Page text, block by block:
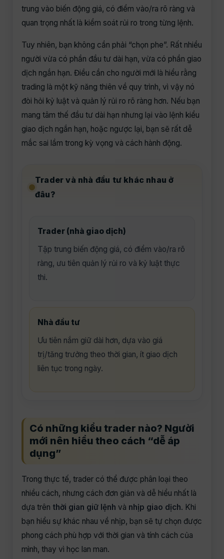
trung vào biến động giá, có điểm vào/ra rõ ràng và
quan trọng nhất là kiểm soát rủi ro trong từng lệnh.
Tuy nhiên, bạn không cần phải “chọn phe”. Rất nhiều
người vừa có phần đầu tư dài hạn, vừa có phần giao
dịch ngắn hạn. Điều cần cho người mới là hiểu rằng
trading là một kỹ năng thiên về quy trình, vì vậy nó
đòi hỏi kỷ luật và quản lý rủi ro rõ ràng hơn. Nếu bạn
mang tâm thế đầu tư dài hạn nhưng lại vào lệnh kiểu
giao dịch ngắn hạn, hoặc ngược lại, bạn sẽ rất dễ
mắc sai lầm trong kỳ vọng và cách hành động.
Trader và nhà đầu tư khác nhau ở
đâu?
Trader (nhà giao dịch)
Tập trung biến động giá, có điểm vào/ra rõ
ràng, ưu tiên quản lý rủi ro và kỷ luật thực
thi.
Nhà đầu tư
Ưu tiên nắm giữ dài hơn, dựa vào giá
trị/tăng trưởng theo thời gian, ít giao dịch
liên tục trong ngày.
Có những kiểu trader nào? Người
mới nên hiểu theo cách “dễ áp
dụng”
Trong thực tế, trader có thể được phân loại theo
nhiều cách, nhưng cách đơn giản và dễ hiểu nhất là
dựa trên thời gian giữ lệnh và nhịp giao dịch. Khi
bạn hiểu sự khác nhau về nhịp, bạn sẽ tự chọn được
phong cách phù hợp với thời gian và tính cách của
mình, thay vì học lan man.